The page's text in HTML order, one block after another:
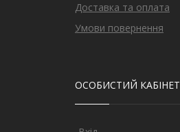
Доставка та оплата
Умови повернення
ОСОБИСТИЙ КАБІНЕТ